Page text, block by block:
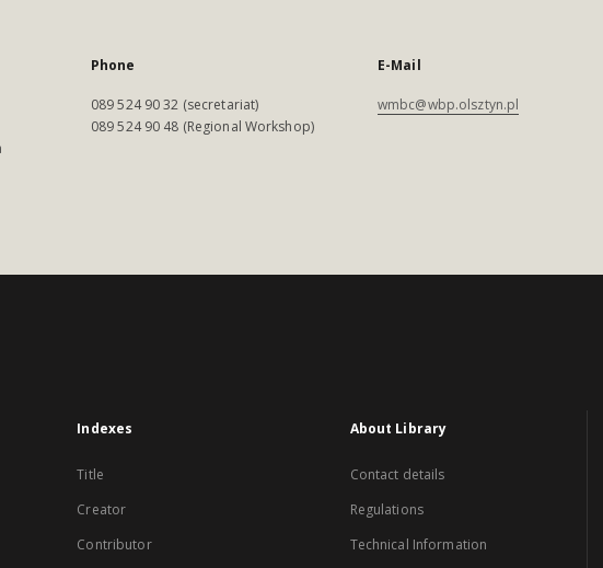
Phone
089 524 90 32 (secretariat)
089 524 90 48 (Regional Workshop)
E-Mail
wmbc@wbp.olsztyn.pl
Indexes
Title
Creator
Contributor
About Library
Contact details
Regulations
Technical Information